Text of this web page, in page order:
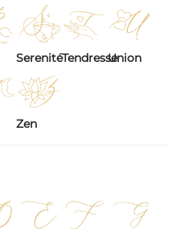
SerenitéTendresseUnion
Zen